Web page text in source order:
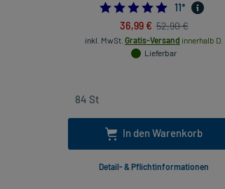
11*
36,99 € 52,90 €
inkl. MwSt. Gratis-Versand innerhalb D.
Lieferbar
In den Warenkorb
Detail- & Pflichtinformationen